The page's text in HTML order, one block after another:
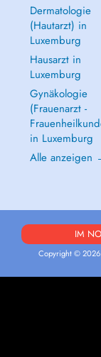
Dermatologie
(Hautarzt) in
Luxemburg
Hausarzt in
Luxemburg
Gynäkologie
(Frauenarzt -
in Luxemburg
Alle anzeigen
IM
Copyright © 2026